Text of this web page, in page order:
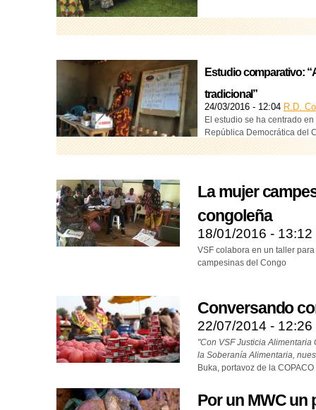
Estudio comparativo:
tradicional”
24/03/2016 - 12:04 R.D.
El estudio se ha centrado
República Democrática del
La mujer
congoleña
18/01/2016 - 13:12
VSF colabora en un taller
campesinas del Congo
Conversando
22/07/2014 - 12:26
"Con VSF Justicia
la Soberanía Alimentaria,
Buka, portavoz de la COPACO
Por un MWC un